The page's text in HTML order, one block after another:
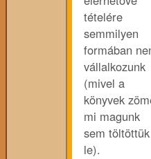
tételére
semmilyen
formában
vállalkozunk
(mivel a
könyvek
mi magunk
sem töltöttük
le).